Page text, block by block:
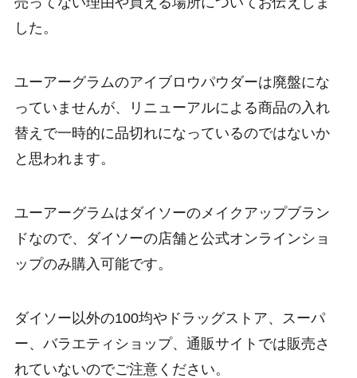
した。
ユーアーグラムのアイブロウパウダーは廃盤にな
っていませんが、リニューアルによる商品の入れ
替えで一時的に品切れになっているのではないか
と思われます。
ユーアーグラムはダイソーのメイクアップブラン
ドなので、ダイソーの店舗と公式オンラインショ
ップのみ購入可能です。
ダイソー以外の100均やドラッグストア、スーパ
ー、バラエティショップ、通販サイトでは販売さ
れていないのでご注意ください。